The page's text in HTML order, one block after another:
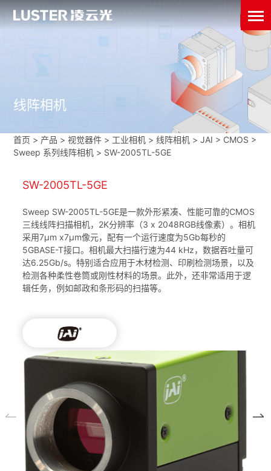
线阵相机
首页 > 产品 > 视觉器件 > 工业相机 >线阵相机 >JAI > CMOS >
Sweep 系列线阵相机 > SW-2005TL-5GE
SW-2005TL-5GE
Sweep SW-2005TL-5GE是一款外形紧凑、性能可靠的CMOS
三线线阵扫描相机，2K分辨率（3 x 2048RGB线像素）。相机
采用7μm x7μm像元，配有一个运行速度为5Gb每秒的
5GBASE-T接口。相机最大扫描行速为44 kHz，数据吞吐量可
达6.25Gb/s。特别适合应用于木材检测、印刷检测场景，以及
检测各种柔性卷筒或刚性材料的场景。此外，还非常适用于逻
辑任务，例如邮政和条形码的扫描等。